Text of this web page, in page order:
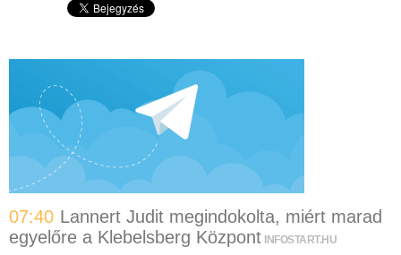
07:40 Lannert Judit megindokolta, miért marad
egyelőre a Klebelsberg Központ INFOSTART.HU